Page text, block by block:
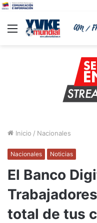
Menu
Inicio / Nacionales
Nacionales Noticias
El Banco
total de tus